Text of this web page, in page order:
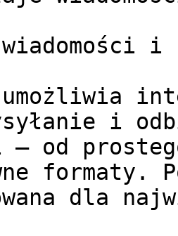
i
umożliwia
i
– od
formaty.
dla